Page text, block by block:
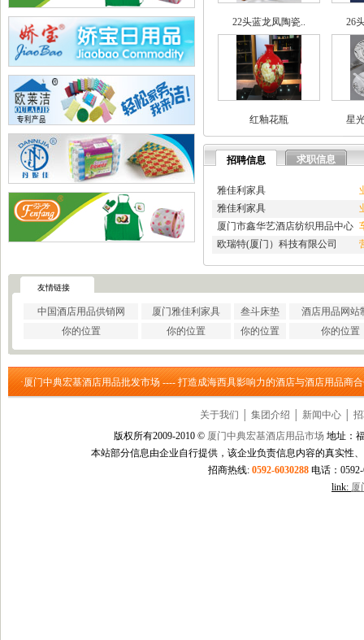
·深圳市石英建材工程有限公..
武汉南瑞电气有限公司
·深圳凯旋国际旅行社有限公..
· 重庆天鹰起重机械有限公司
·宁波高新区克法拉电子科技..
·内蒙古铁骑村
·深圳市新魅影科技有限公司
·香港欧世敦集团有限公司
· 东莞市长岩润滑油有限公司
苏州朗玛过滤器材有限公司
聊城正亿金属材料有限公司
·河南省华升矿机有限公司
·高锋新颖建材（苏州）有限..
广州劲封行工程机械有限公..
巩义市瑞祥供水材料有限公..
洛阳大泉水处理设备有限公..
上海信衡电子地磅模块台秤..
·郑州大沽贸易有限公司
·东莞市立达信皮革有限公司
·深圳市元世通电子有限公司
·深圳市讯能电子有限公司
泰州市多妮士机械制造有限..
东莞市幸运（广印牌）印花..
22头蓝龙凤陶瓷.. 26
红釉花瓶 星
招聘信息 求职信息
雅佳利家具
雅佳利家具
厦门市鑫华艺酒店纺织用品中心
欧瑞特(厦门）科技有限公司
友情链接
中国酒店用品供销网 厦门雅佳利家具 叁斗床垫
酒店用品网站
你的位置
你的位置 你的位置 你的位置
·厦门中典宏基酒店用品批发市场 ---- 打造成海西具影响力的酒店与酒店用品商
关于我们 集团介绍 新闻中心│
版权所有2009-2010 © 厦门中典宏基酒店用品市场 地址：
本站部分信息由企业自行提供，该企业负责信息内容的真实性
招商热线: 0592-6030288 电话：
link: 厦